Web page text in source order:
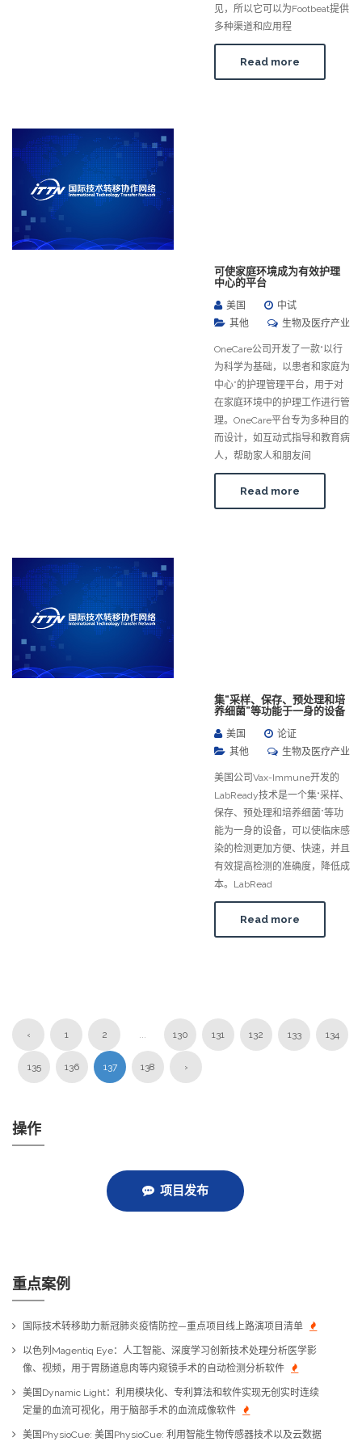
见，所以它可以为Footbeat提供
多种渠道和应用程
Read more
可使家庭环境成为有效护理
中心的平台
美国
中试
其他
生物及医疗产业
OneCare公司开发了一款“以行
为科学为基础，以患者和家庭为
中心”的护理管理平台，用于对
在家庭环境中的护理工作进行管
理。OneCare平台专为多种目的
而设计，如互动式指导和教育病
人，帮助家人和朋友间
Read more
集“采样、保存、预处理和培
养细菌”等功能于一身的设备
美国
论证
其他
生物及医疗产业
美国公司Vax-Immune开发的
LabReady技术是一个集“采样、
保存、预处理和培养细菌”等功
能为一身的设备，可以使临床感
染的检测更加方便、快速，并且
有效提高检测的准确度，降低成
本。LabRead
Read more
‹ 1 2 ... 130 131 132 133 134
135 136 137 138 ›
操作
项目发布
重点案例
国际技术转移助力新冠肺炎疫情防控—重点项目线上路演项目清单
以色列Magentiq Eye：人工智能、深度学习创新技术处理分析医学影
像、视频，用于胃肠道息肉等内窥镜手术的自动检测分析软件
美国Dynamic Light：利用模块化、专利算法和软件实现无创实时连续
定量的血流可视化，用于脑部手术的血流成像软件
美国PhysioCue: 美国PhysioCue: 利用智能生物传感器技术以及云数据